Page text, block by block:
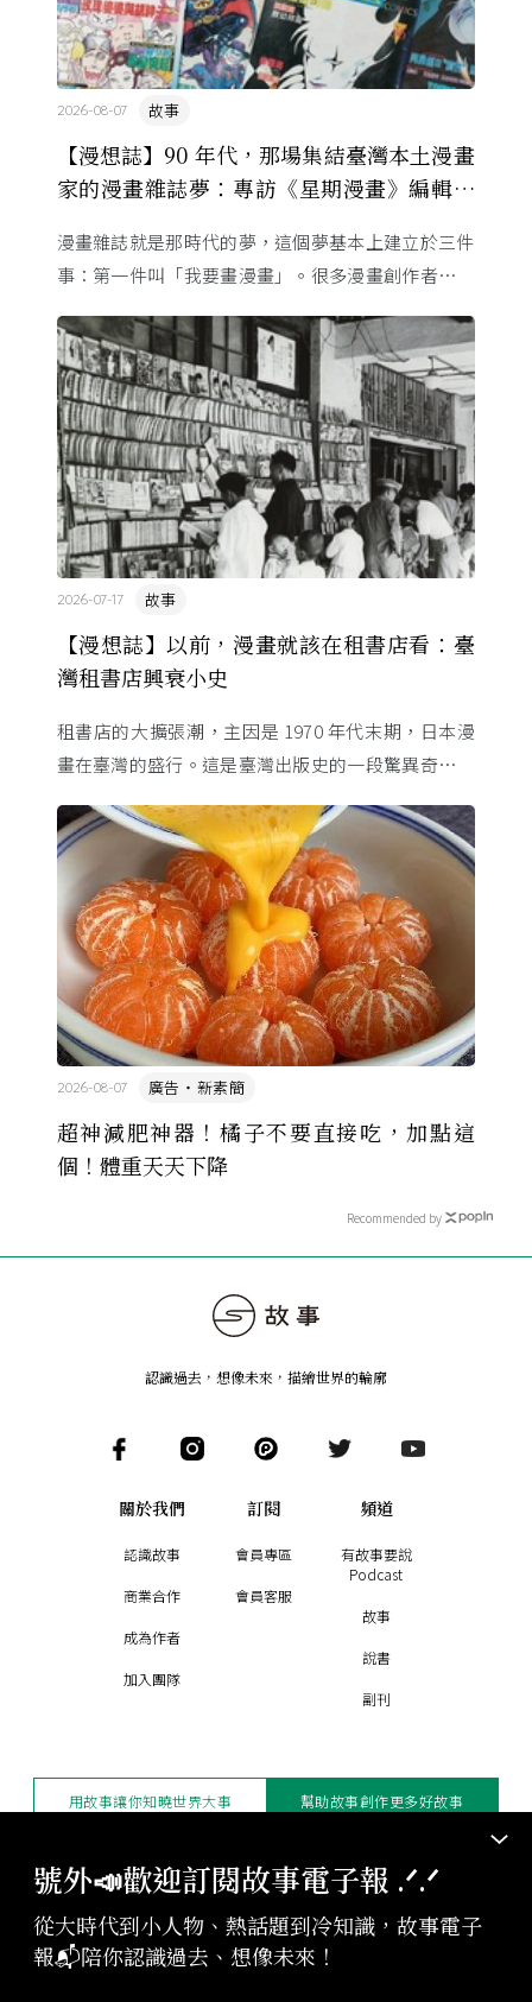
【漫想誌】90 年代，那場集結臺灣本土漫畫
家的漫畫雜誌夢：專訪《星期漫畫》編輯黃
故事
2026-08-07
漫畫雜誌就是那時代的夢，這個夢基本上建立於三件
事：第一件叫「我要畫漫畫」。很多漫畫創作者從小
畫畫怎麼活？」
【漫想誌】以前，漫畫就該在租書店看：臺
灣租書店興衰小史
故事
2026-07-17
租書店的大擴張潮，主因是 1970 年代末期，日本漫
畫在臺灣的盛行。這是臺灣出版史的一段驚異奇航。
的協定保護 ...
超神減肥神器！橘子不要直接吃，加點這
個！體重天天下降
廣告・新素簡
2026-08-07
Recommended by
號外📣歡迎訂閱故事電子報 .ᐟ‪‪.ᐟ
從大時代到小人物、熱話題到冷知識，故事電子
報📬陪你認識過去、想像未來！
認識過去，想像未來 ， 描繪世界的輪廓
關於我們
認識故事
商業合作
成為作者
加入團隊
訂閱
會員專區
會員客服
頻道
有故事要說
Podcast
故事
說書
副刊
版權聲明與轉載規範
授權與合作：contact@storystudio.tw
用故事讓你知曉世界大事 幫助故事創作更多好故事